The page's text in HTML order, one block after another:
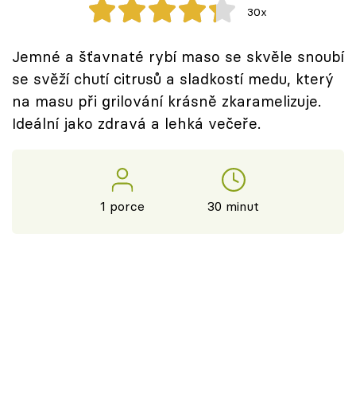
Těhotnej kuchař
Sledujte prima+
Přihlášení
30x
Jemné a šťavnaté rybí maso se skvěle snoubí
se svěží chutí citrusů a sladkostí medu, který
na masu při grilování krásně zkaramelizuje.
Ideální jako zdravá a lehká večeře.
1 porce 30 minut